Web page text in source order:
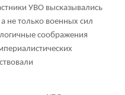
УВО высказывались
не только военных сил
соображения